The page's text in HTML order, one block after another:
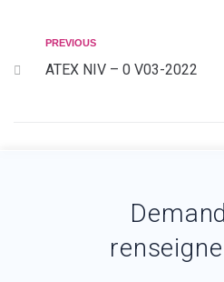
PREVIOUS
ATEX NIV – 0 V03-2022